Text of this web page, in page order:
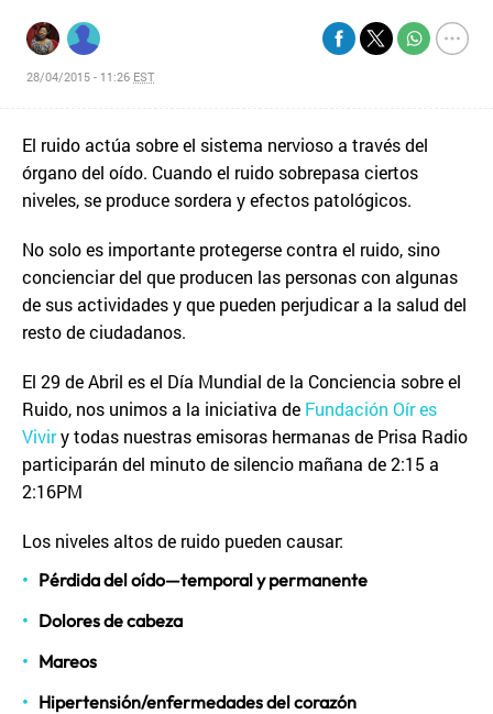
28/04/2015 - 11:26 EST
El ruido actúa sobre el sistema nervioso a través del
órgano del oído. Cuando el ruido sobrepasa ciertos
niveles, se produce sordera y efectos patológicos.
No solo es importante protegerse contra el ruido, sino
concienciar del que producen las personas con algunas
de sus actividades y que pueden perjudicar a la salud del
resto de ciudadanos.
El 29 de Abril es el Día Mundial de la Conciencia sobre el
Ruido, nos unimos a la iniciativa de Fundación Oír es
Viviry todas nuestras emisoras hermanas de Prisa Radio
participarán del minuto de silencio mañana de 2:15 a
2:16PM
Los niveles altos de ruido pueden causar:
Pérdida del oído—temporal y permanente
Dolores de cabeza
Mareos
Hipertensión/enfermedades del corazón